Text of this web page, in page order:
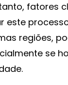
fatores
este
regiões,
se